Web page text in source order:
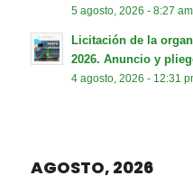
5 agosto, 2026 - 8:27 am
Licitación de la
2026. Anuncio y
4 agosto, 2026 - 12:31
AGOSTO, 2026